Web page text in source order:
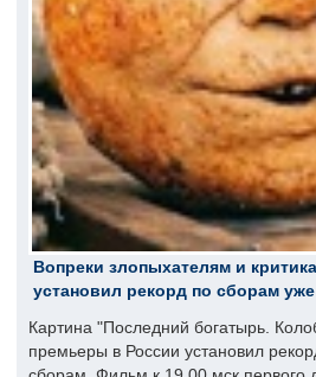
Вопреки злопыхателям и
установил рекорд по сборам
Картина "Последний богатырь.
премьеры в России установил